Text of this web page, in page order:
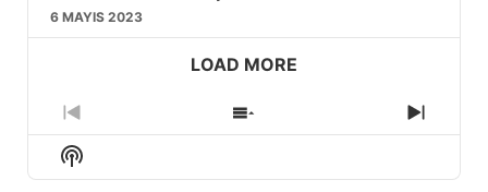
6 MAYIS 2023
LOAD MORE
Previous
Episode
Show
Episodes
Next
Show
Podcast